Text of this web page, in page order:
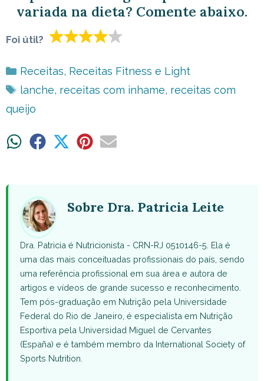
variada na dieta? Comente abaixo.
Foi útil?
Categorias
Receitas, Receitas Fitness e Light
Tags
lanche, receitas com inhame, receitas com
queijo
ShareShare ShareShareShare
Sobre Dra. Patricia Leite
Dra. Patricia é Nutricionista - CRN-RJ 0510146-5. Ela é
uma das mais conceituadas profissionais do país, sendo
uma referência profissional em sua área e autora de
artigos e vídeos de grande sucesso e reconhecimento.
Tem pós-graduação em Nutrição pela Universidade
Federal do Rio de Janeiro, é especialista em Nutrição
Esportiva pela Universidad Miguel de Cervantes
(España) e é também membro da International Society of
Sports Nutrition.